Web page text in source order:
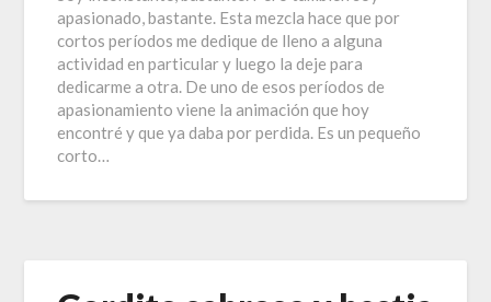
apasionado, bastante. Esta mezcla hace que por
cortos períodos me dedique de lleno a alguna
actividad en particular y luego la deje para
dedicarme a otra. De uno de esos períodos de
apasionamiento viene la animación que hoy
encontré y que ya daba por perdida. Es un pequeño
corto…